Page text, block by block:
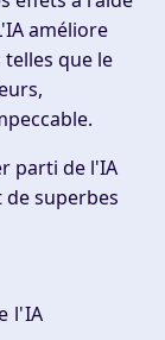
améliore
que le
parti de l'IA
superbes
l'IA